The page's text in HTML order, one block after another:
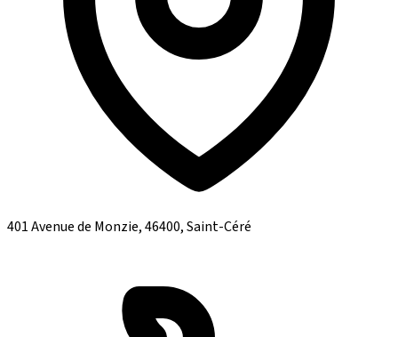
401 Avenue de Monzie, 46400, Saint-Céré